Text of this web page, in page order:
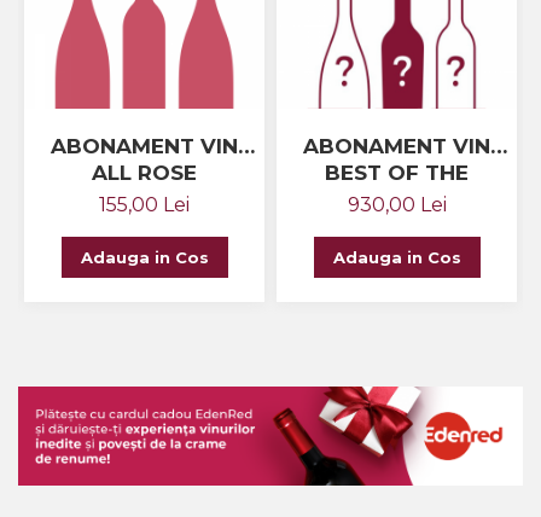
ABONAMENT VIN
ALL ROSE
155,00 Lei
Adauga in Cos
ABONAMENT VIN
BEST OF THE
MONTH (3 LUNI)
930,00 Lei
Adauga in Cos